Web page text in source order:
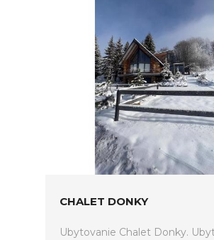
CHALET DONKY
Ubytovanie Chalet Donky.